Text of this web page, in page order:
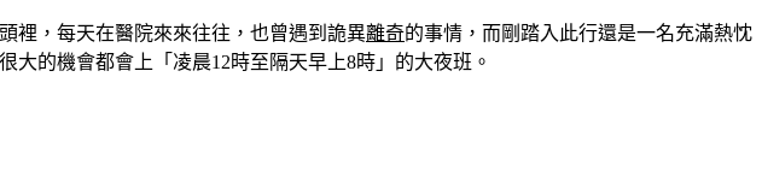
裡，每天在醫院來來往往，也曾遇到詭異離奇的事情，而剛踏入此行還是一名充滿熱忱
的機會都會上「凌晨12時至隔天早上8時」的大夜班。